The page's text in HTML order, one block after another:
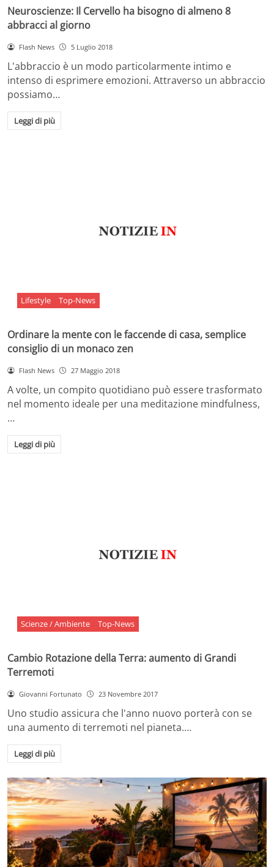
Neuroscienze: Il Cervello ha bisogno di almeno 8
abbracci al giorno
Flash News 5 Luglio 2018
L'abbraccio è un modo particolarmente intimo e
intenso di esprimere emozioni. Attraverso un abbraccio
possiamo…
Leggi di più
Lifestyle Top-News
Ordinare la mente con le faccende di casa, semplice
consiglio di un monaco zen
Flash News 27 Maggio 2018
A volte, un compito quotidiano può essere trasformato
nel momento ideale per una meditazione mindfulness,
…
Leggi di più
Scienze / Ambiente Top-News
Cambio Rotazione della Terra: aumento di Grandi
Terremoti
Giovanni Fortunato 23 Novembre 2017
Uno studio assicura che l'anno nuovo porterà con se
una aumento di terremoti nel pianeta.…
Leggi di più